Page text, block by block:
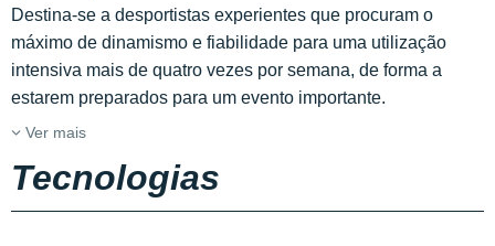
Destina-se a desportistas experientes que procuram o
máximo de dinamismo e fiabilidade para uma utilização
intensiva mais de quatro vezes por semana, de forma a
estarem preparados para um evento importante.
Ver mais
Tecnologias